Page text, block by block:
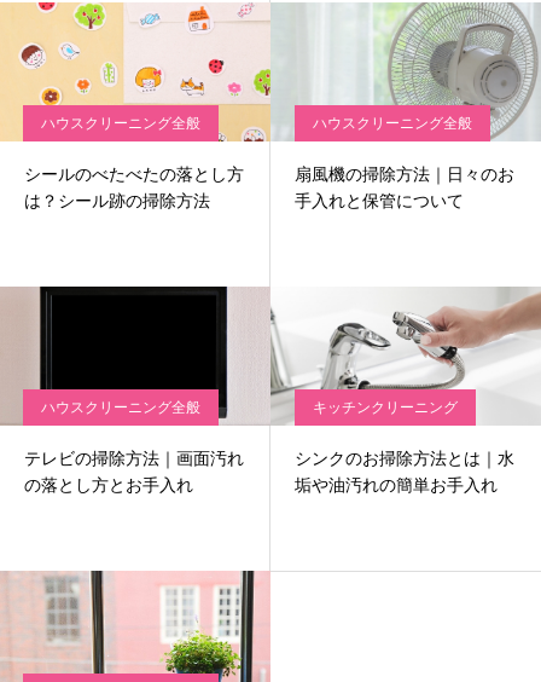
ハウスクリーニング全般
シールのべたべたの落とし方
は？シール跡の掃除方法
ハウスクリーニング全般
扇風機の掃除方法｜日々のお
手入れと保管について
ハウスクリーニング全般
テレビの掃除方法｜画面汚れ
の落とし方とお手入れ
キッチンクリーニング
シンクのお掃除方法とは｜水
垢や油汚れの簡単お手入れ